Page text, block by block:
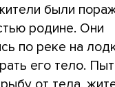
были
родине. Они
по реке на
его тело.